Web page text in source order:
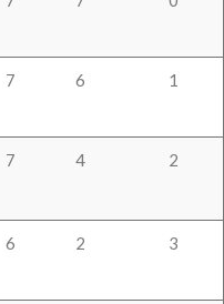
7 6 1
7 4 2
6 2 3